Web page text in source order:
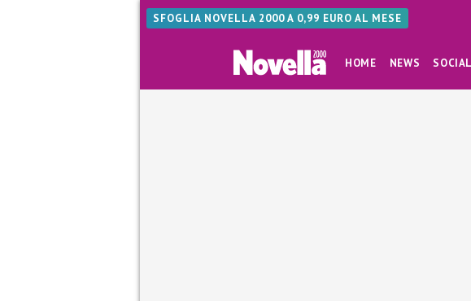
SFOGLIA NOVELLA 2000 A 0,99 EURO AL MESE
HOME NEWS SOCIAL